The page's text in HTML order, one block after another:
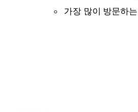
가장 많이 방문하